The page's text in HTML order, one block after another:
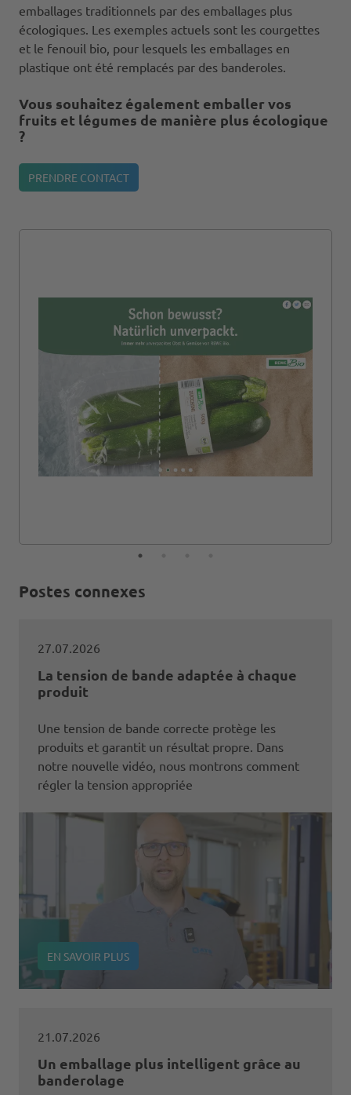
emballages traditionnels par des emballages plus
écologiques. Les exemples actuels sont les courgettes
et le fenouil bio, pour lesquels les emballages en
plastique ont été remplacés par des banderoles.
Vous souhaitez également emballer vos
fruits et légumes de manière plus écologique
?
PRENDRE CONTACT
Postes connexes
27.07.2026
La tension de bande adaptée à chaque
produit
Une tension de bande correcte protège les
produits et garantit un résultat propre. Dans
notre nouvelle vidéo, nous montrons comment
régler la tension appropriée
EN SAVOIR PLUS
21.07.2026
Un emballage plus intelligent grâce au
banderolage